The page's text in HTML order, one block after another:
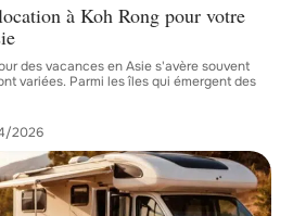
à Koh Rong pour votre
des vacances en Asie s'avère souvent
variées. Parmi les îles qui émergent des
2026